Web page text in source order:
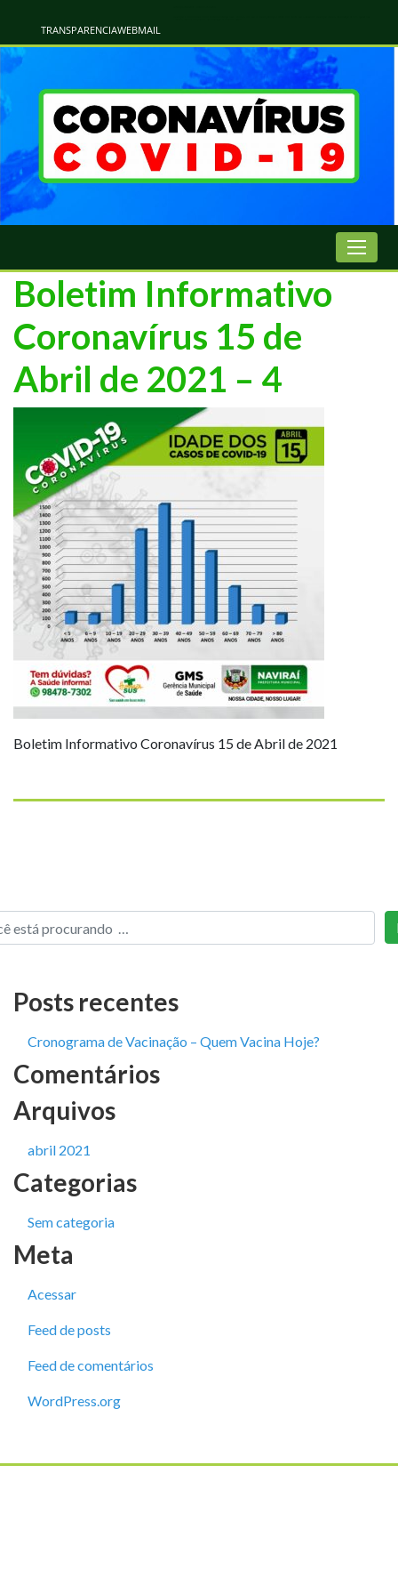
TRANSPARENCIAWEBMAIL
Boletim Informativo
Coronavírus 15 de
Abril de 2021 – 4
Boletim Informativo Coronavírus 15 de Abril de 2021
Posts recentes
Cronograma de Vacinação – Quem Vacina Hoje?
Comentários
Arquivos
abril 2021
Categorias
Sem categoria
Meta
Acessar
Feed de posts
Feed de comentários
WordPress.org